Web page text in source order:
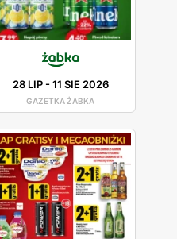
28 LIP-11 SIE 2026
GAZETKA ŻABKA